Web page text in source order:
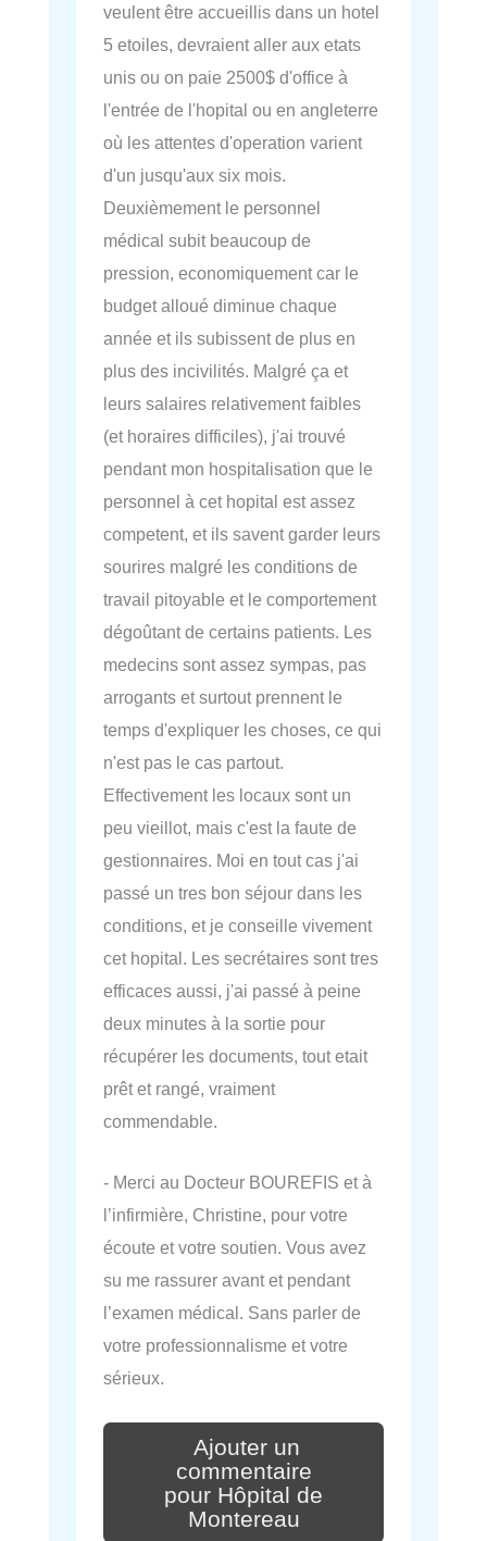
veulent être accueillis dans un hotel
5 etoiles, devraient aller aux etats
unis ou on paie 2500$ d'office à
l'entrée de l'hopital ou en angleterre
où les attentes d'operation varient
d'un jusqu'aux six mois.
Deuxièmement le personnel
médical subit beaucoup de
pression, economiquement car le
budget alloué diminue chaque
année et ils subissent de plus en
plus des incivilités. Malgré ça et
leurs salaires relativement faibles
(et horaires difficiles), j'ai trouvé
pendant mon hospitalisation que le
personnel à cet hopital est assez
competent, et ils savent garder leurs
sourires malgré les conditions de
travail pitoyable et le comportement
dégoûtant de certains patients. Les
medecins sont assez sympas, pas
arrogants et surtout prennent le
temps d'expliquer les choses, ce qui
n'est pas le cas partout.
Effectivement les locaux sont un
peu vieillot, mais c'est la faute de
gestionnaires. Moi en tout cas j'ai
passé un tres bon séjour dans les
conditions, et je conseille vivement
cet hopital. Les secrétaires sont tres
efficaces aussi, j'ai passé à peine
deux minutes à la sortie pour
récupérer les documents, tout etait
prêt et rangé, vraiment
commendable.
- Merci au Docteur BOUREFIS et à
l’infirmière, Christine, pour votre
écoute et votre soutien. Vous avez
su me rassurer avant et pendant
l’examen médical. Sans parler de
votre professionnalisme et votre
sérieux.
Ajouter un
commentaire
pour Hôpital de
Montereau